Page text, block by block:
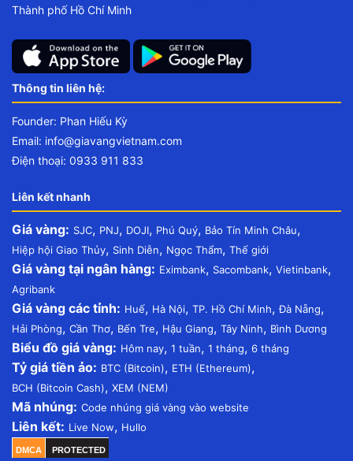
Thành phố Hồ Chí Minh
Thông tin liên hệ:
Founder: Phan Hiếu Kỳ
Email: info@giavangvietnam.com
Điện thoại: 0933 911 833
Liên kết nhanh
Giá vàng: SJC, PNJ, DOJI, Phú Quý, Bảo Tín Minh Châu,
Hiệp hội Giao Thủy, Sinh Diễn, Ngọc Thẩm, Thế giới
Giá vàng tại ngân hàng: Eximbank, Sacombank, Vietinbank,
Agribank
Giá vàng các tỉnh: Huế, Hà Nội, TP. Hồ Chí Minh,Đà Nẵng,
Hải Phòng, Cần Thơ, Bến Tre, Hậu Giang, Tây Ninh, Bình Dương
Biểu đồ giá vàng: Hôm nay, 1 tuần, 1 tháng, 6 tháng
Tỷ giá tiền ảo: BTC (Bitcoin), ETH (Ethereum),
BCH (Bitcoin Cash), XEM (NEM)
Mã nhúng: Code nhúng giá vàng vào website
Liên kết: Live Now, Hullo
DMCA PROTECTED